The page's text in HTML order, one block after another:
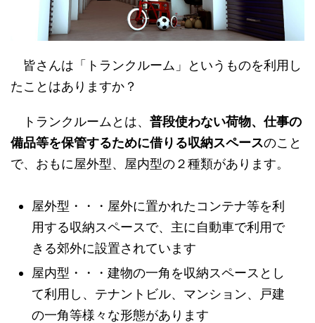
皆さんは「トランクルーム」というものを利用し
たことはありますか？
トランクルームとは、 普段使わない荷物、仕事の
備品等を保管するために借りる収納スペースのこと
で、おもに屋外型、屋内型の２種類があります。
屋外型・・・屋外に置かれたコンテナ等を利
用する収納スペースで、主に自動車で利用で
きる郊外に設置されています
屋内型・・・建物の一角を収納スペースとし
て利用し、テナントビル、マンション、戸建
の一角等様々な形態があります